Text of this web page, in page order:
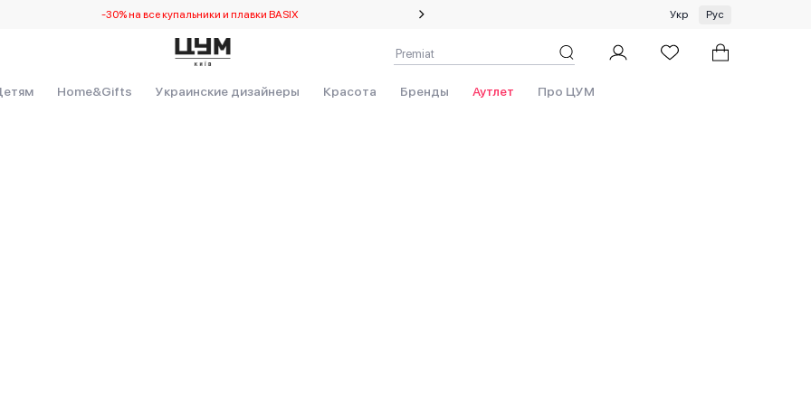
-30% на все купальники и плавки BASIX Специальное предложение на одежду и платки ЦУМ by GUNIA
Укр Рус
Home&Gifts Украинские дизайнеры Красота Бренды Аутлет Про ЦУМ